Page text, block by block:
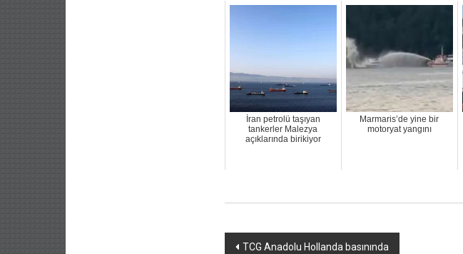
İran petrolü taşıyan
tankerler Malezya
açıklarında birikiyor
Marmaris’de yine bir
motoryat yangını
Yazı
TCG Anadolu Hollanda basınında